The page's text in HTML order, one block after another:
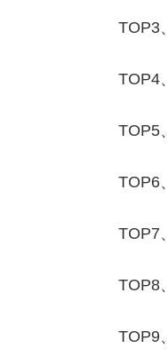
TOP3
TOP4
TOP5
TOP6
TOP7
TOP8
TOP9